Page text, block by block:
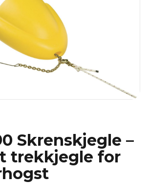
Skrenskjegle –
trekkjegle for